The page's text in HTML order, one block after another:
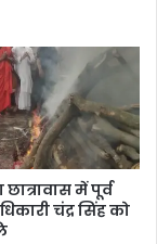
में पूर्व
चंद्र सिंह को